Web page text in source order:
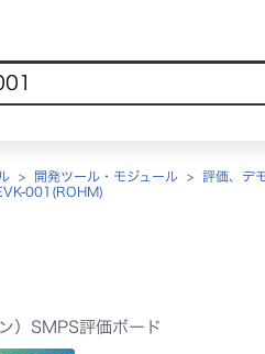
> 開発ツール・モジュール > 評価、デ
001(ROHM)
）SMPS評価ボード